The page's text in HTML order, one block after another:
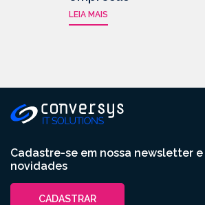
LEIA MAIS
Cadastre-se em nossa newsletter
novidades
CADASTRAR